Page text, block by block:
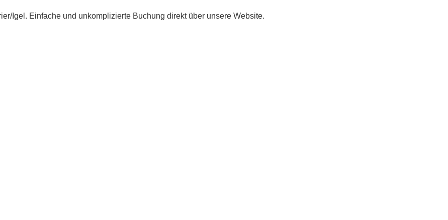
Igel. Einfache und unkomplizierte Buchung direkt über unsere Website.